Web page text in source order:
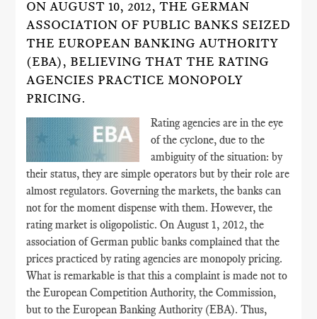
ON AUGUST 10, 2012, THE GERMAN
ASSOCIATION OF PUBLIC BANKS SEIZED
THE EUROPEAN BANKING AUTHORITY
(EBA), BELIEVING THAT THE RATING
AGENCIES PRACTICE MONOPOLY
PRICING.
Rating agencies are in the eye
of the cyclone, due to the
ambiguity of the situation: by
their status, they are simple operators but by their role are
almost regulators. Governing the markets, the banks can
not for the moment dispense with them. However, the
rating market is oligopolistic. On August 1, 2012, the
association of German public banks complained that the
prices practiced by rating agencies are monopoly pricing.
What is remarkable is that this a complaint is made not to
the European Competition Authority, the Commission,
but to the European Banking Authority (EBA). Thus,